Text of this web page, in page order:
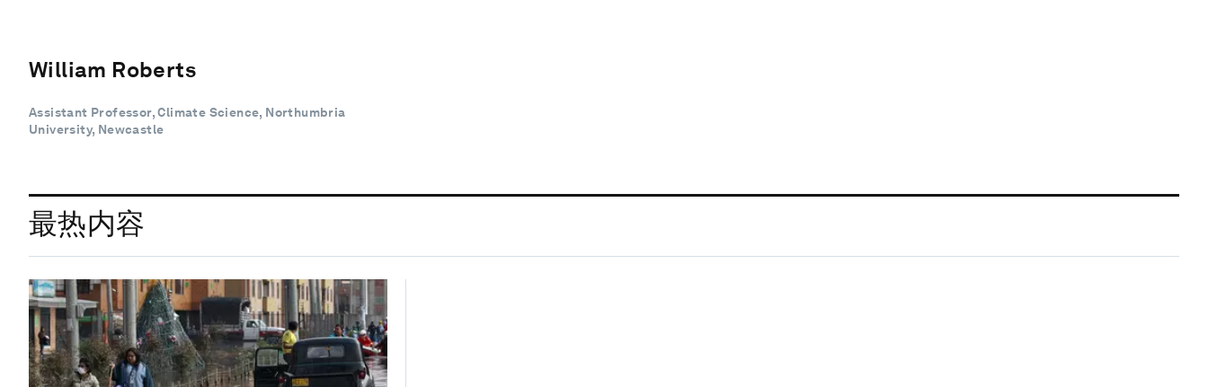
William Roberts
Assistant Professor, Climate Science, Northumbria
University, Newcastle
最热内容